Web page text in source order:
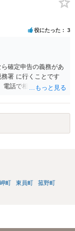
役にたった 3
確定申告の義務があ
署 に行くことです
電話で相談にいくこと
町 東員町
菰野町